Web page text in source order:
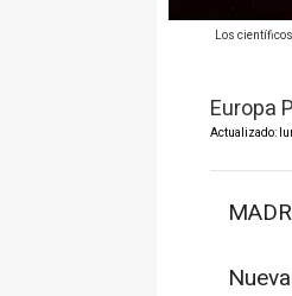
Los
Europa
Actualizado: